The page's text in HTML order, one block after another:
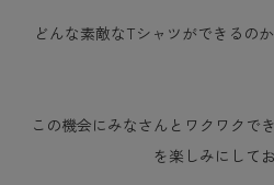
どんな素敵なTシャツができるの
この機会にみなさんとワクワクで
を楽しみにして